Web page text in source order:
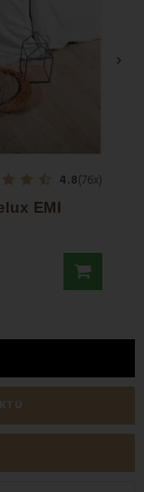
4.8(76x)
EMI
›